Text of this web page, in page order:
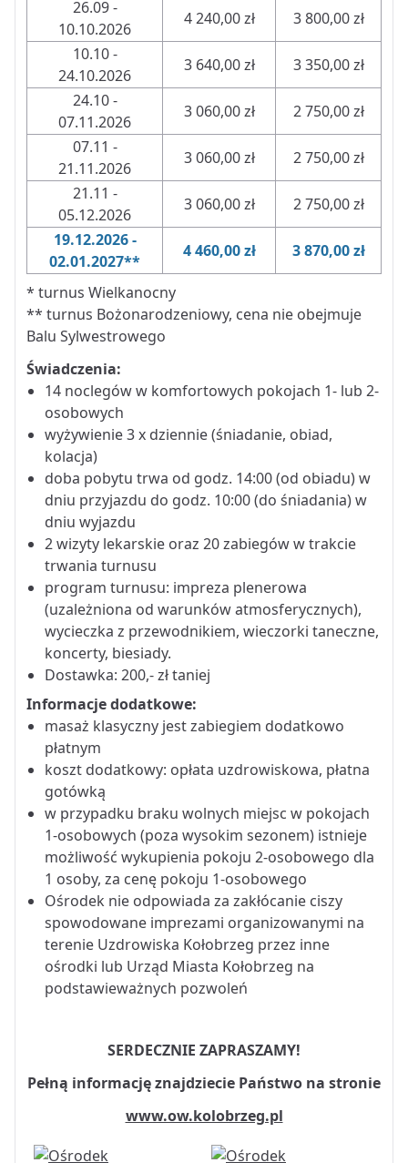
26.09 -
10.10.2026
4 240,00 zł
3 800,00 zł
10.10 -
24.10.2026
3 640,00 zł
3 350,00 zł
24.10 -
07.11.2026
3 060,00 zł
2 750,00 zł
07.11 -
21.11.2026
3 060,00 zł
2 750,00 zł
21.11 -
05.12.2026
3 060,00 zł
2 750,00 zł
19.12.2026 -
02.01.2027**
4 460,00 zł 3 870,00 zł
* turnus Wielkanocny
** turnus Bożonarodzeniowy, cena nie obejmuje
Balu Sylwestrowego
Świadczenia:
14 noclegów w komfortowych pokojach 1- lub 2-
osobowych
wyżywienie 3 x dziennie (śniadanie, obiad,
kolacja)
doba pobytu trwa od godz. 14:00 (od obiadu) w
dniu przyjazdu do godz. 10:00 (do śniadania) w
dniu wyjazdu
2 wizyty lekarskie oraz 20 zabiegów w trakcie
trwania turnusu
program turnusu: impreza plenerowa
(uzależniona od warunków atmosferycznych),
wycieczka z przewodnikiem, wieczorki taneczne,
koncerty, biesiady.
Dostawka: 200,- zł taniej
Informacje dodatkowe:
masaż klasyczny jest zabiegiem dodatkowo
płatnym
koszt dodatkowy: opłata uzdrowiskowa, płatna
gotówką
w przypadku braku wolnych miejsc w pokojach
1-osobowych (poza wysokim sezonem) istnieje
możliwość wykupienia pokoju 2-osobowego dla
1 osoby, za cenę pokoju 1-osobowego
Ośrodek nie odpowiada za zakłócanie ciszy
spowodowane imprezami organizowanymi na
terenie Uzdrowiska Kołobrzeg przez inne
ośrodki lub Urząd Miasta Kołobrzeg na
podstawieważnych pozwoleń
SERDECZNIE ZAPRASZAMY!
Pełną informację znajdziecie Państwo na stronie
www.ow.kolobrzeg.pl